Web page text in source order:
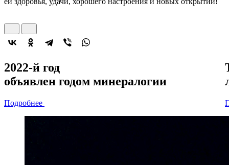
2022-й год
объявлен годом минералогии
Подробнее